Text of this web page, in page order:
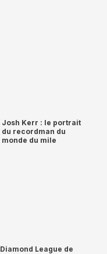
Josh Kerr : le portrait
du recordman du
monde du mile
Diamond League de